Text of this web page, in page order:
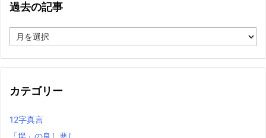
過去の記事
去
記
カテゴリー
12字真言